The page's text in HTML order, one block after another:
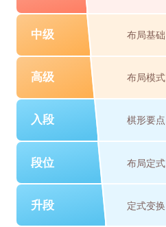
中级 布局基础
高级 布局模式
入段 棋形要点
段位 布局定式
升段 定式变换